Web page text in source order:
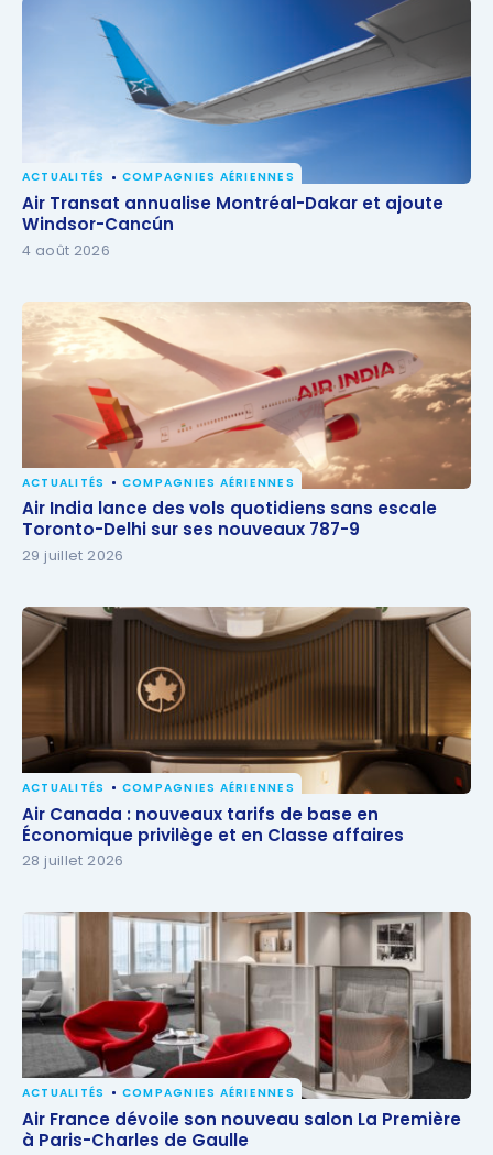
Air Transat annualise Montréal-Dakar et ajoute
Windsor-Cancún
ACTUALITÉS COMPAGNIES AÉRIENNES
Air Transat annualise Montréal-Dakar et ajoute
Windsor-Cancún
4 août 2026
Air India lance des vols quotidiens sans escale
Toronto-Delhi sur ses nouveaux 787-9
ACTUALITÉS COMPAGNIES AÉRIENNES
Air India lance des vols quotidiens sans escale
Toronto-Delhi sur ses nouveaux 787-9
29 juillet 2026
Air Canada : nouveaux tarifs de base en
Économique privilège et en Classe affaires
ACTUALITÉS COMPAGNIES AÉRIENNES
Air Canada : nouveaux tarifs de base en
Économique privilège et en Classe affaires
28 juillet 2026
Air France dévoile son nouveau salon La Première à
Paris-Charles de Gaulle
ACTUALITÉS COMPAGNIES AÉRIENNES
Air France dévoile son nouveau salon La Première
à Paris-Charles de Gaulle